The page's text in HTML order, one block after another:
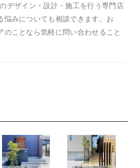
デザイン・設計・施工を行う専門店
悩みについても相談できます。お
のことなら気軽に問い合わせること